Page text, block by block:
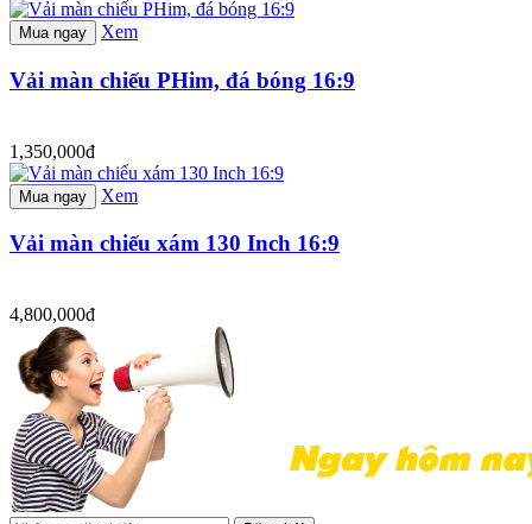
Mua ngay Xem
Vải màn chiếu PHim, đá bóng 16:9
1,350,000đ
Mua ngay Xem
Vải màn chiếu xám 130 Inch 16:9
4,800,000đ